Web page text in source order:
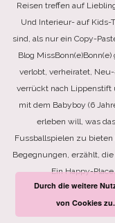
Reisen treffen auf
Und Interieur- auf Kids-
sind, als nur ein Copy-
Blog
verlobt, verheiratet,
verrückt nach Lippenstift
mit dem Babyboy (6
erleben will, was
Fussballspielen zu bieten
Begegnungen, erzählt,
Ein Happy-
Durch die weitere
von Cookies